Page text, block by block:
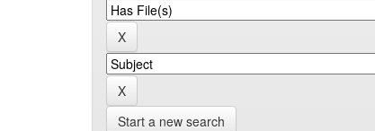
Start a new search